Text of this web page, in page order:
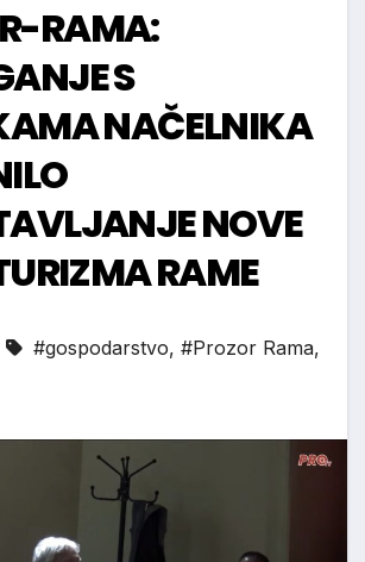
RAMA:
S
NAČELNIKA
NOVE
RAME
#gospodarstvo, #Prozor Rama,